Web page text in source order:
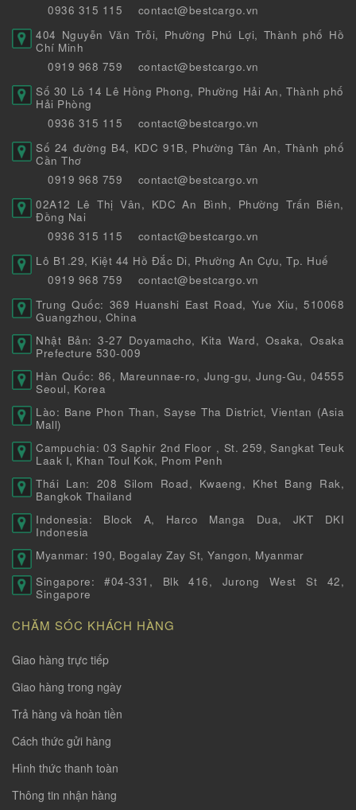
0936 315 115
contact@bestcargo.vn
404 Nguyễn Văn Trỗi, Phường Phú Lợi, Thành phố Hồ
Chí Minh
0919 968 759
contact@bestcargo.vn
Số 30 Lô 14 Lê Hồng Phong, Phường Hải An, Thành phố
Hải Phòng
0936 315 115
contact@bestcargo.vn
Số 24 đường B4, KDC 91B, Phường Tân An, Thành phố
Cần Thơ
0919 968 759
contact@bestcargo.vn
02A12 Lê Thị Vân, KDC An Bình, Phường Trấn Biên,
Đồng Nai
0936 315 115
contact@bestcargo.vn
Lô B1.29, Kiệt 44 Hồ Đắc Di, Phường An Cựu, Tp. Huế
0919 968 759
contact@bestcargo.vn
Trung Quốc: 369 Huanshi East Road, Yue Xiu, 510068
Guangzhou, China
Nhật Bản: 3-27 Doyamacho, Kita Ward, Osaka, Osaka
Prefecture 530-009
Hàn Quốc: 86, Mareunnae-ro, Jung-gu, Jung-Gu, 04555
Seoul, Korea
Lào: Bane Phon Than, Sayse Tha District, Vientan (Asia
Mall)
Campuchia: 03 Saphir 2nd Floor , St. 259, Sangkat Teuk
Laak I, Khan Toul Kok, Pnom Penh
Thái Lan: 208 Silom Road, Kwaeng, Khet Bang Rak,
Bangkok Thailand
Indonesia: Block A, Harco Manga Dua, JKT DKI
Indonesia
Myanmar: 190, Bogalay Zay St, Yangon, Myanmar
Singapore: #04-331, Blk 416, Jurong West St 42,
Singapore
CHĂM SÓC KHÁCH HÀNG
Giao hàng trực tiếp
Giao hàng trong ngày
Trả hàng và hoàn tiền
Cách thức gửi hàng
Hình thức thanh toàn
Thông tin nhận hàng